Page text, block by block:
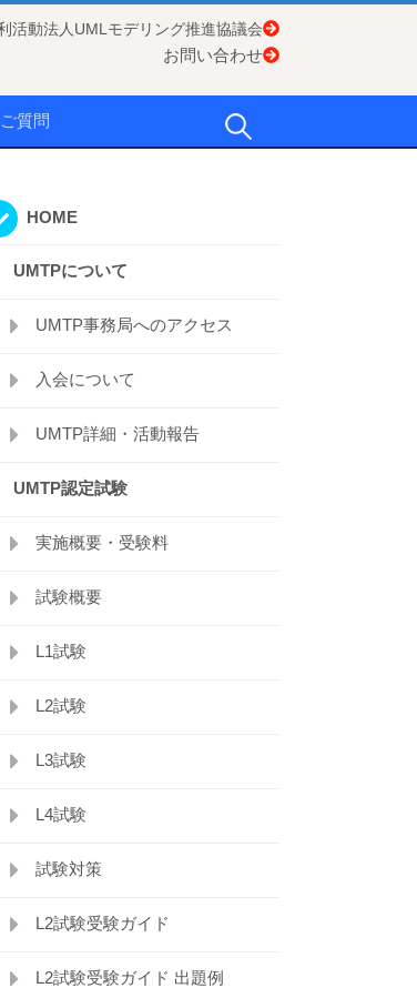
活動法人UMLモデリング推進協議会
お問い合わせ
質問 検
HOME
UMTPについて
UMTP事務局へのアクセス
入会について
UMTP詳細・活動報告
UMTP認定試験
実施概要・受験料
試験概要
L1試験
L2試験
L3試験
L4試験
試験対策
L2試験受験ガイド
L2試験受験ガイド 出題例